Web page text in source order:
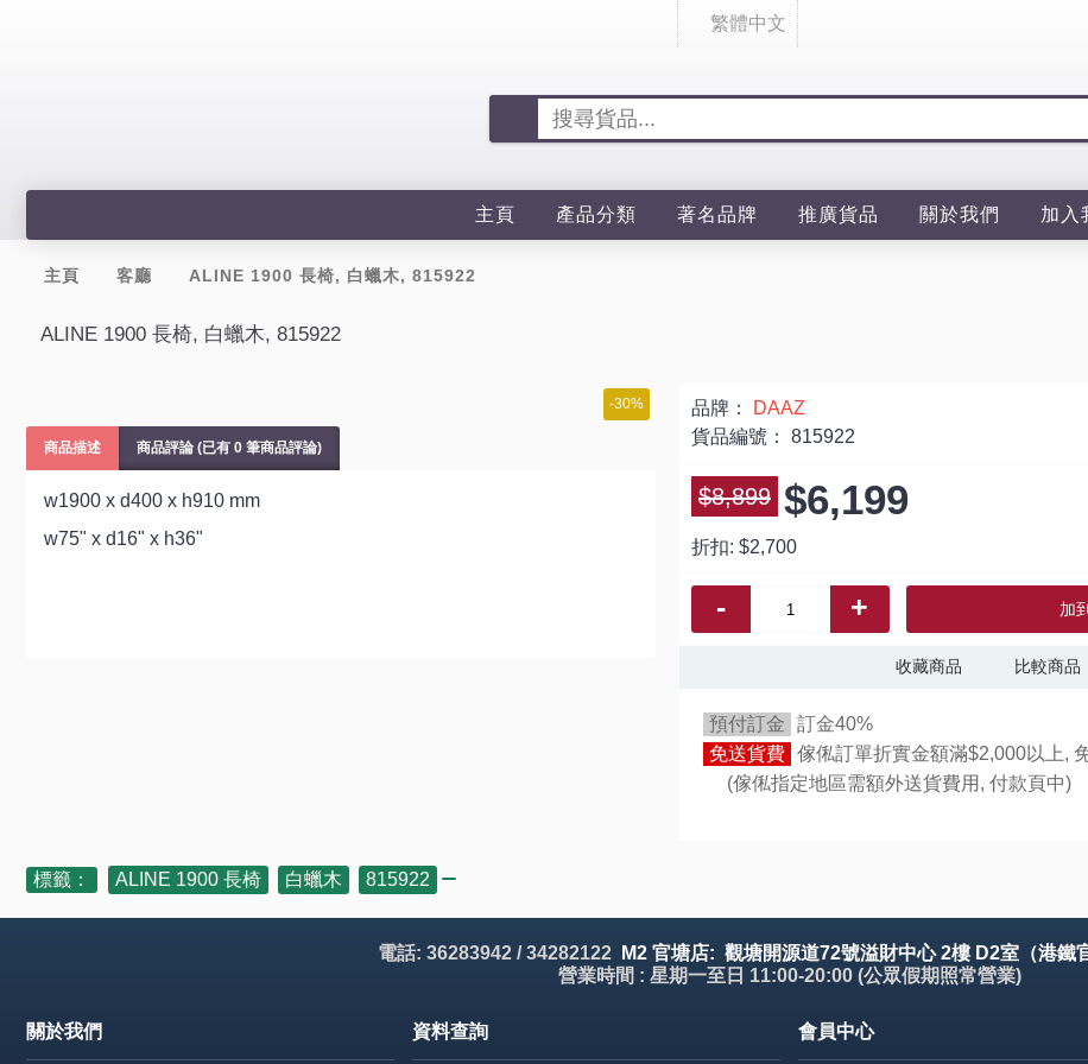
繁體中文
主頁 產品分類 著名品牌 推廣貨品 關於我們 加入
主頁 客廳 ALINE 1900 長椅, 白蠟木, 815922
ALINE 1900 長椅, 白蠟木, 815922
-30%
商品描述 商品評論 (已有 0 筆商品評論)
w1900 x d400 x h910 mm
w75" x d16" x h36"
品牌：
DAAZ
貨品編號： 815922
$8,899 $6,199
折扣: $2,700
- + 加
收藏商品 比較商品
預付訂金
訂金40%
免送貨費 傢俬訂單折實金額滿$2,000以上,
(傢俬指定地區需額外送貨費用, 付款頁中)
標籤： ALINE 1900 長椅 白蠟木 815922
電話: 36283942 / 34282122
M2 官塘店: 觀塘開源道72號溢財中心 2樓 D2室（港鐵
營業時間 : 星期一至日 11:00-20:00 (公眾假期照常營業)
關於我們 資料查詢 會員中心